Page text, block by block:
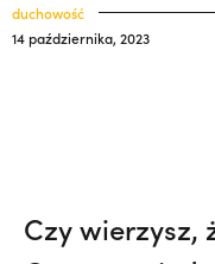
klasztory
święci
misję w
| JESTEM,„Nie
duchowość
14 października, 2023
Czy wierzysz,